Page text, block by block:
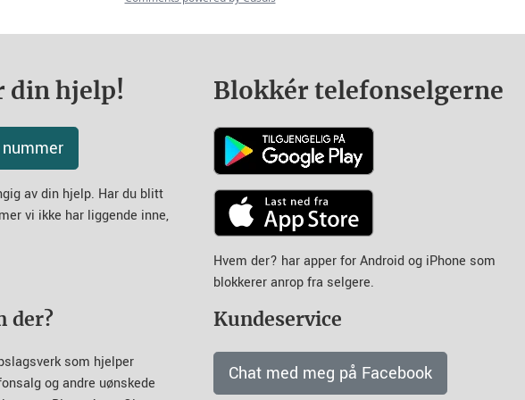
din hjelp!
av din hjelp. Har du blitt
vi ikke har liggende inne,
Blokkér telefonselgerne
Hvem der? har apper for Android og iPhone som
blokkerer anrop fra selgere.
der?
som hjelper
og andre uønskede
Kundeservice
Chat med meg på Facebook